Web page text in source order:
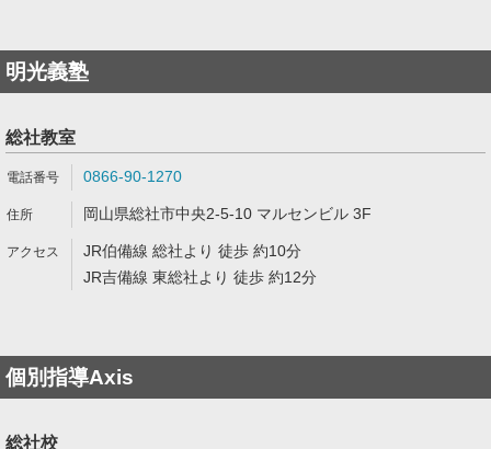
明光義塾
総社教室
0866-90-1270
岡山県総社市中央2-5-10 マルセンビル 3F
JR伯備線 総社より 徒歩 約10分
JR吉備線 東総社より 徒歩 約12分
個別指導Axis
総社校